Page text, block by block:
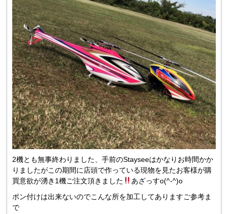
2機とも無事終わりました、手前のStayseeはかなりお時間かか
りましたがこの期間に店頭で作っている現物を見たお客様が購
買意欲が湧き1機ご注文頂きました
あざっすo(^-^)o
ポン付けは出来ないのでこんな所を加工してありますご参考ま
で